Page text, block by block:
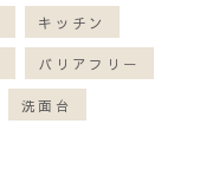
キッチン
バリアフリー
洗面台